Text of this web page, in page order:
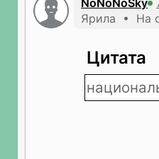
NoNoNoSky
Ярила • На
Цитата